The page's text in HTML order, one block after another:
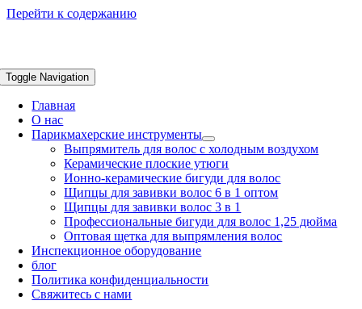
Перейти к содержанию
Toggle Navigation
Главная
О нас
Парикмахерские инструменты
Выпрямитель для волос с холодным воздухом
Керамические плоские утюги
Ионно-керамические бигуди для волос
Щипцы для завивки волос 6 в 1 оптом
Щипцы для завивки волос 3 в 1
Профессиональные бигуди для волос 1,25 дюйма
Оптовая щетка для выпрямления волос
Инспекционное оборудование
блог
Политика конфиденциальности
Свяжитесь с нами